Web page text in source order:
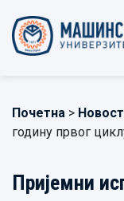
Почетна >
годину првог
Пријемни